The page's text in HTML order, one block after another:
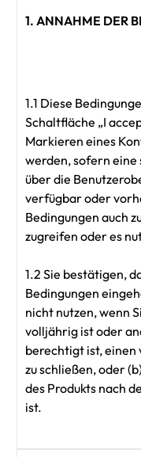
1. ANNAHME DER
1.1 Diese
Schaltfläche „I
Markieren eines
werden, sofern eine
über die
verfügbar oder
Bedingungen auch
zugreifen oder es
1.2 Sie bestätigen,
Bedingungen
nicht nutzen, wenn
volljährig ist oder
berechtigt ist, einen
zu schließen, oder
des Produkts nach
ist.